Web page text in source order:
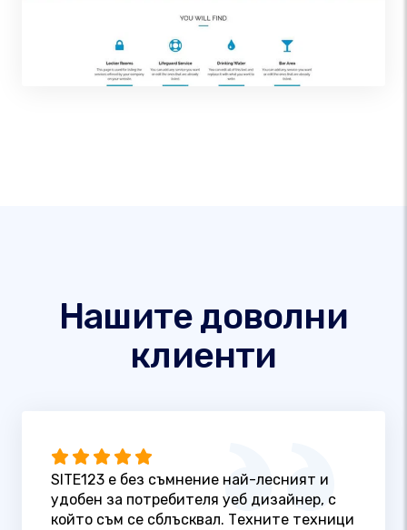
Нашите доволни
клиенти
SITE123 е без съмнение най-лесният и
удобен за потребителя уеб дизайнер, с
който съм се сблъсквал. Техните техници